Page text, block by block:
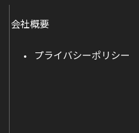
会社概要
プライバシーポリシー